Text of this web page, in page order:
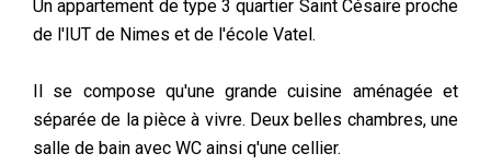
Un appartement de type 3 quartier Saint Césaire proche
de l'IUT de Nimes et de l'école Vatel.
Il se compose qu'une grande cuisine aménagée et
séparée de la pièce à vivre. Deux belles chambres, une
salle de bain avec WC ainsi q'une cellier.